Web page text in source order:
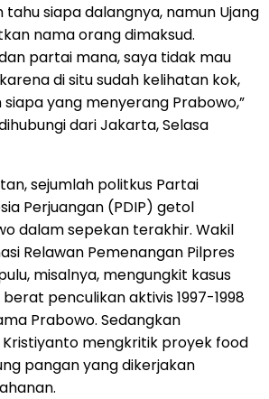
tahu siapa dalangnya, namun Ujang
nama orang dimaksud.
partai mana, saya tidak mau
di situ sudah kelihatan kok,
yang menyerang Prabowo,”
dari Jakarta, Selasa
sejumlah politkus Partai
Perjuangan (PDIP) getol
dalam sepekan terakhir. Wakil
Relawan Pemenangan Pilpres
misalnya, mengungkit kasus
penculikan aktivis 1997-1998
Prabowo. Sedangkan
Kristiyanto mengkritik proyek food
pangan yang dikerjakan